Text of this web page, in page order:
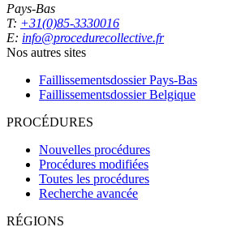
Pays-Bas
T: +31(0)85-3330016
E: info@procedurecollective.fr
Nos autres sites
Faillissementsdossier Pays-Bas
Faillissementsdossier Belgique
PROCÉDURES
Nouvelles procédures
Procédures modifiées
Toutes les procédures
Recherche avancée
RÉGIONS